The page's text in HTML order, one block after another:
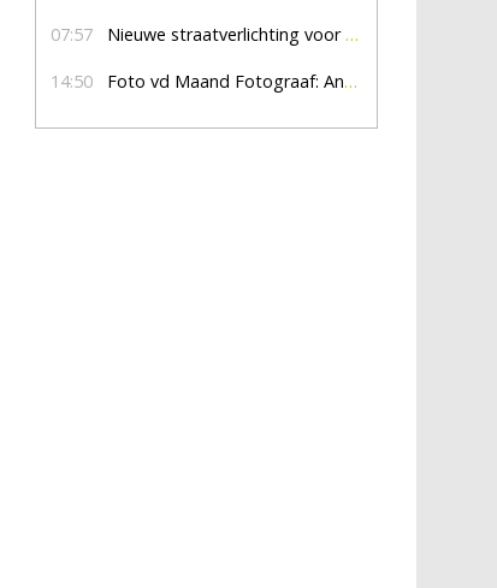
07:57 Nieuwe straatverlichting voor De Veldmaat en De Pas
14:50 Foto vd Maand Fotograaf: Anna Jalving